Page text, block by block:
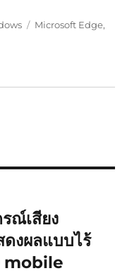
ป้าย
Microsoft Edge,
ณ์เสียง
งผลแบบไร้
mobile